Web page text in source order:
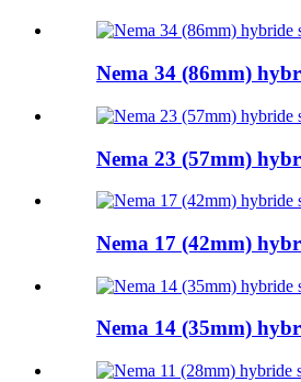
Nema 34 (86mm)
Nema 23 (57mm)
Nema 17 (42mm)
Nema 14 (35mm)